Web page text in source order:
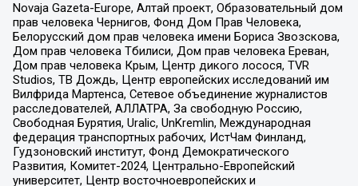
Novaja Gazeta-Europe, Алтай проект, Образовательный дом
прав человека Чернигов, Фонд Дом Прав Человека,
Белорусский дом прав человека имени Бориса Звозскова,
Дом прав человека Тбилиси, Дом прав человека Ереван,
Дом прав человека Крым, Центр дикого лосося, TVR
Studios, ТВ Дождь, Центр европейских исследований им
Вилфрида Мартенса, Сетевое объединение журналистов
расследователей, АЛЛАТРА, За свободную Россию,
Свободная Бурятия, Uralic, UnKremlin, Международная
федерация транспортных рабочих, ИстЧам Финланд,
Гудзоновский институт, Фонд Демократического
Развития, Комитет-2024, Центрально-Европейский
университет, Центр восточноевропейских и